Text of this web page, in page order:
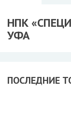
НПК
УФА
ПОСЛЕДНИЕ